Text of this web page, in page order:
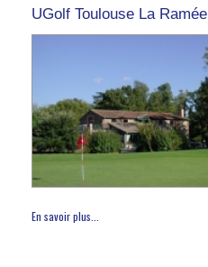
UGolf Toulouse La Ramée
En savoir plus...